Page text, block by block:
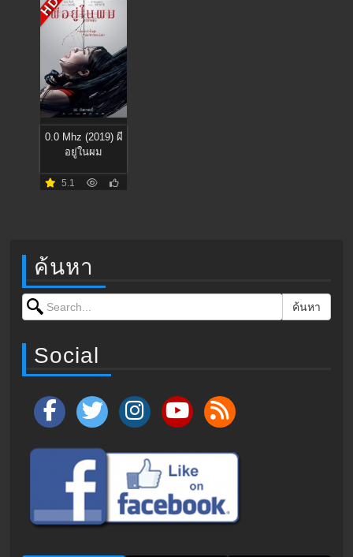
HD
0.0 Mhz (2019) ผี
อยู่ในผม
5.1
ค้นหา
Search for: ค้นหา
Social